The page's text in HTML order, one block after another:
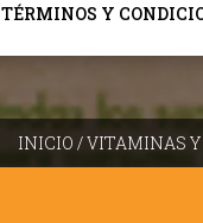
TÉRMINOS Y
INICIO /VITAMINAS